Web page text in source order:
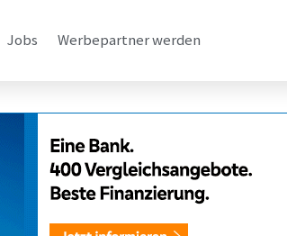
Jobs Werbepartner werden